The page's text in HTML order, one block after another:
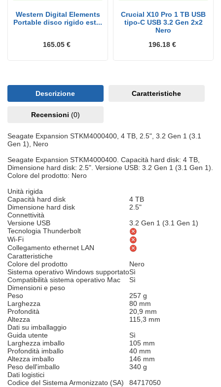
Western Digital Elements
Portable disco rigido est...
165.05 €
Crucial X10 Pro 1 TB USB
tipo-C USB 3.2 Gen 2x2
Nero
196.18 €
Descrizione Caratteristiche
Recensioni (0)
Seagate Expansion STKM4000400, 4 TB, 2.5", 3.2 Gen 1 (3.1
Gen 1), Nero
Seagate Expansion STKM4000400. Capacità hard disk: 4 TB,
Dimensione hard disk: 2.5". Versione USB: 3.2 Gen 1 (3.1 Gen 1).
Colore del prodotto: Nero
Unità rigida
Capacità hard disk
4 TB
Dimensione hard disk
2.5"
Connettività
Versione USB
3.2 Gen 1 (3.1 Gen 1)
Tecnologia Thunderbolt
Wi-Fi
Collegamento ethernet LAN
Caratteristiche
Colore del prodotto
Nero
Sistema operativo Windows supportatoSì
Compatibilità sistema operativo Mac
Sì
Dimensioni e peso
Peso
257 g
Larghezza
80 mm
Profondità
20,9 mm
Altezza
115,3 mm
Dati su imballaggio
Guida utente
Sì
Larghezza imballo
105 mm
Profondità imballo
40 mm
Altezza imballo
146 mm
Peso dell'imballo
340 g
Dati logistici
Codice del Sistema Armonizzato (SA)
84717050